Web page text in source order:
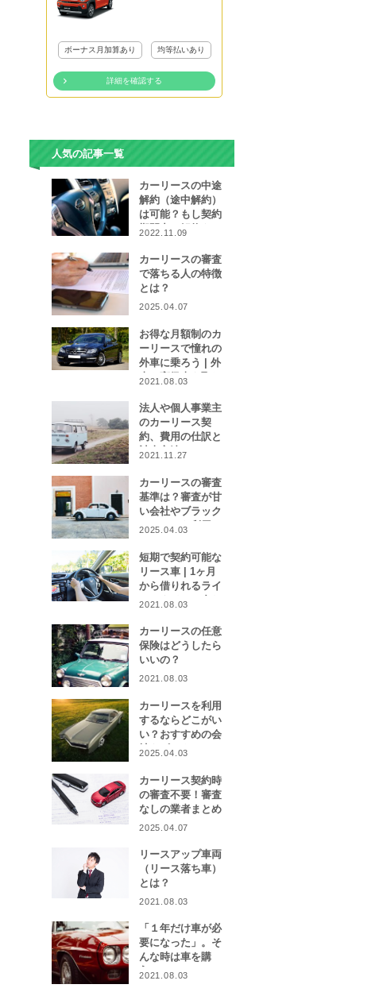
ボーナス月加算あり 均等払いあり
詳細を確認する
人気の記事一覧
カーリースの中途
解約（途中解約）
は可能？もし契約
期間中に解約をし
なったら…
2022.11.09
カーリースの審査
で落ちる人の特徴
とは？
2025.04.07
お得な月額制のカ
ーリースで憧れの
外車に乗ろう | 外
車や高級車を取り
者をご紹介！
2021.08.03
法人や個人事業主
のカーリース契
約、費用の仕訳と
計上方法は？
2021.11.27
カーリースの審査
基準は？審査が甘
い会社やブラック
リストでも利用で
2025.04.03
短期で契約可能な
リース車 | 1ヶ月
から借りれるライ
フスタイルに合わ
集
2021.08.03
カーリースの任意
保険はどうしたら
いいの？
2021.08.03
カーリースを利用
するならどこがい
い？おすすめの会
社をピックアッ
2025.04.03
カーリース契約時
の審査不要！審査
なしの業者まとめ
2025.04.07
リースアップ車両
（リース落ち車）
とは？
2021.08.03
「１年だけ車が必
要になった」。そ
んな時は車を購
入？カーリース？
2021.08.03